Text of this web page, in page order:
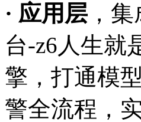
· 应用层 
台-z6人生就
擎，打通模
警全流程